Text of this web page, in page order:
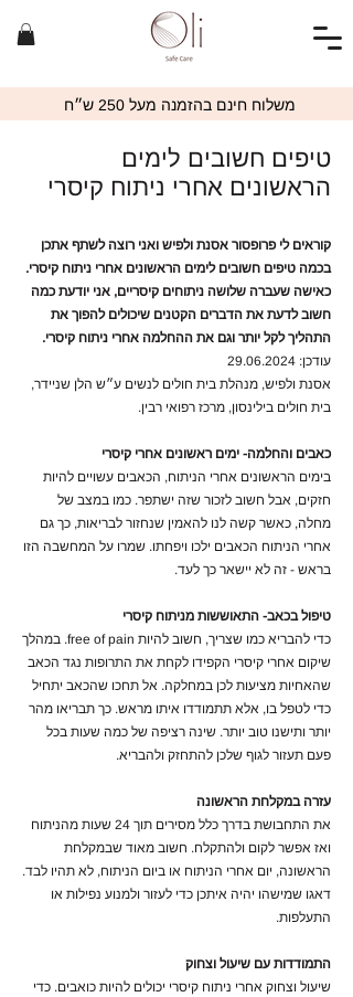
משלוח חינם בהזמנה מעל 250 ש״ח
טיפים חשובים לימים
הראשונים אחרי ניתוח קיסרי
קוראים לי פרופסור אסנת ולפיש ואני רוצה לשתף אתכן
בכמה טיפים חשובים לימים הראשונים אחרי ניתוח קיסרי.
כאישה שעברה שלושה ניתוחים קיסריים, אני יודעת כמה
חשוב לדעת את הדברים הקטנים שיכולים להפוך את
התהליך לקל יותר וגם את ההחלמה אחרי ניתוח קיסרי.
עודכן: 29.06.2024
אסנת ולפיש, מנהלת בית חולים לנשים ע״ש הלן שניידר,
בית חולים בילינסון, מרכז רפואי רבין.
כאבים והחלמה- ימים ראשונים אחרי קיסרי
בימים הראשונים אחרי הניתוח, הכאבים עשויים להיות
חזקים, אבל חשוב לזכור שזה ישתפר. כמו במצב של
מחלה, כאשר קשה לנו להאמין שנחזור לבריאות, כך גם
אחרי הניתוח הכאבים ילכו ויפחתו. שמרו על המחשבה הזו
בראש - זה לא יישאר כך לעד.
טיפול בכאב- התאוששות מניתוח קיסרי
כדי להבריא כמו שצריך, חשוב להיות free of pain. במהלך
שיקום אחרי קיסרי הקפידו לקחת את התרופות נגד הכאב
שהאחיות מציעות לכן במחלקה. אל תחכו שהכאב יתחיל
כדי לטפל בו, אלא תתמודדו איתו מראש. כך תבריאו מהר
יותר ותישנו טוב יותר. שינה רציפה של כמה שעות בכל
פעם תעזור לגוף שלכן להתחזק ולהבריא.
עזרה במקלחת הראשונה
את התחבושת בדרך כלל מסירים תוך 24 שעות מהניתוח
ואז אפשר לקום ולהתקלח. חשוב מאוד שבמקלחת
הראשונה, יום אחרי הניתוח או ביום הניתוח, לא תהיו לבד.
דאגו שמישהו יהיה איתכן כדי לעזור ולמנוע נפילות או
התעלפות.
התמודדות עם שיעול וצחוק
שיעול וצחוק אחרי ניתוח קיסרי יכולים להיות כואבים. כדי